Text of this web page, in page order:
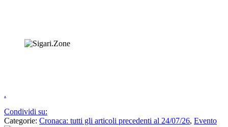
.
Condividi su:
Categorie: Cronaca: tutti gli articoli precedenti al 24/07/26, Evento